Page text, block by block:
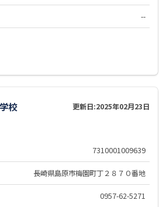
--
校 更新日:2025年02月23日
7310001009639
長崎県島原市梅園町丁２８７０番地
0957-62-5271